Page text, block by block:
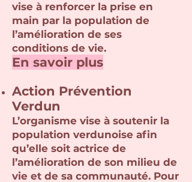
vise à renforcer la prise en
main par la population de
l’amélioration de ses
conditions de vie.
En savoir plus
Action Prévention
Verdun
L’organisme vise à soutenir la
population verdunoise afin
qu’elle soit actrice de
l’amélioration de son milieu de
vie et de sa communauté. Pour